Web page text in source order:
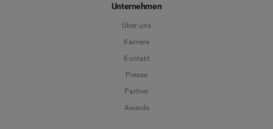
Unternehmen
Über uns
Karriere
Kontakt
Presse
Partner
Awards